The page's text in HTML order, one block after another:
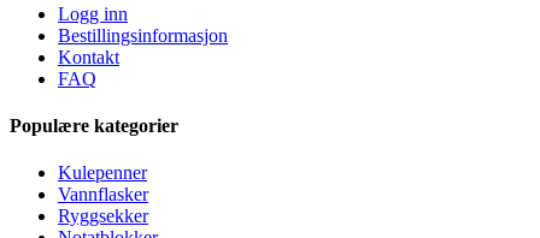
Logg inn
Bestillingsinformasjon
Kontakt
FAQ
Populære kategorier
Kulepenner
Vannflasker
Ryggsekker